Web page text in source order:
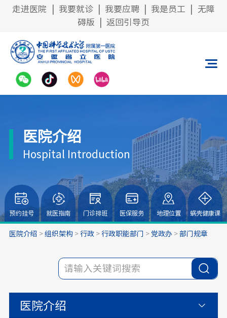
走进医院 我要就诊 我要应聘 我是员工
无障
碍版
返回引导页
医院介绍
Hospital Introduction
预约挂号 就医指南 门诊排班 医保服务 地理位置 蜗壳健康课
医院介绍 > 组织架构> 行政> 行政职能部门 > 党政办 > 部门规章
医院介绍